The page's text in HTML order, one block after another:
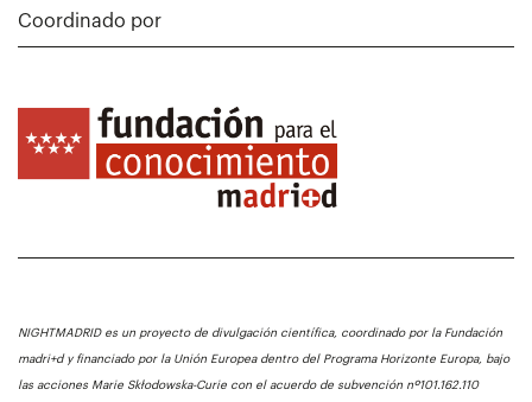
Coordinado por
NIGHTMADRID es un proyecto de divulgación científica, coordinado por la Fundación
madri+d y financiado por la Unión Europea dentro del Programa Horizonte Europa, bajo
las acciones Marie Skłodowska-Curie con el acuerdo de subvención nº101.162.110